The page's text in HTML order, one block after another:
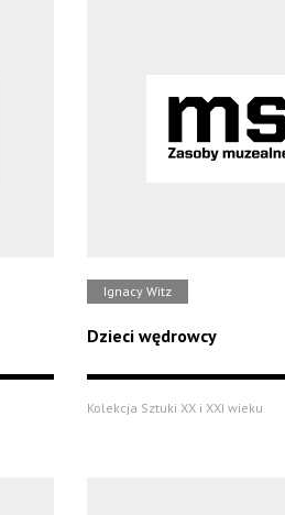
Ignacy Witz
Dzieci wędrowcy
Kolekcja Sztuki XX i XXI wieku